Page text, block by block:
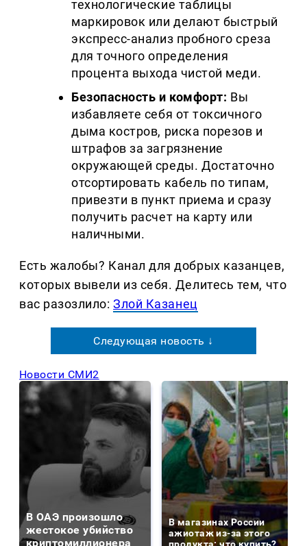
технологические таблицы
маркировок или делают быстрый
экспресс-анализ пробного среза
для точного определения
процента выхода чистой меди.
Безопасность и комфорт: Вы
избавляете себя от токсичного
дыма костров, риска порезов и
штрафов за загрязнение
окружающей среды. Достаточно
отсортировать кабель по типам,
привезти в пункт приема и сразу
получить расчет на карту или
наличными.
Есть жалобы? Канал для добрых казанцев,
которых вывели из себя. Делитеcь тем, что
вас разозлило:Злой Казанец
Следующая новость ↓
Новости СМИ2
В ОАЭ произошло
жестокое убийство
криптомиллионера
В магазинах России
ажиотаж из-за этого